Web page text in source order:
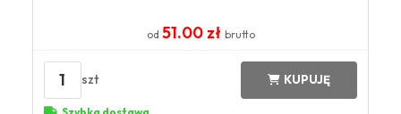
od 51.00 zł brutto
1 szt KUPUJĘ